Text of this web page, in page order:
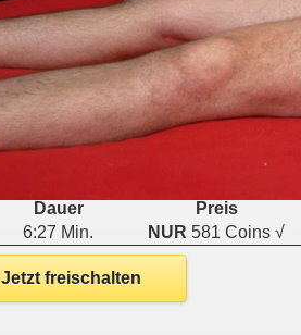
Dauer
Preis
6:27 Min. NUR 581 Coins √
Jetzt freischalten